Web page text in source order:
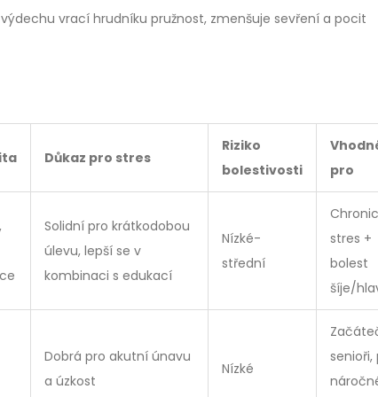
vrací hrudníku pružnost, zmenšuje sevření a pocit
Důkaz pro stres
Riziko
bolestivosti
pro
Solidní pro krátkodobou
úlevu, lepší se v
kombinaci s edukací
Nízké-
střední
stres +
bolest
šíje/
Dobrá pro akutní únavu
a úzkost
Nízké
senioři,